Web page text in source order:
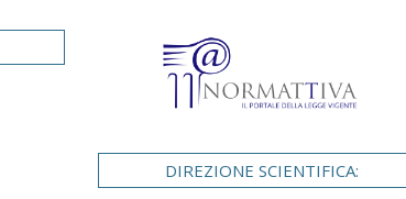
DIREZIONE SCIENTIFICA: